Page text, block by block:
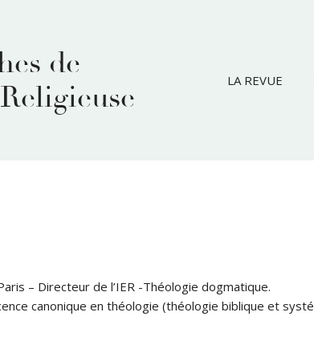
de
LA REVUE
– Directeur de l’IER -Théologie dogmatique.
canonique en théologie (théologie biblique et